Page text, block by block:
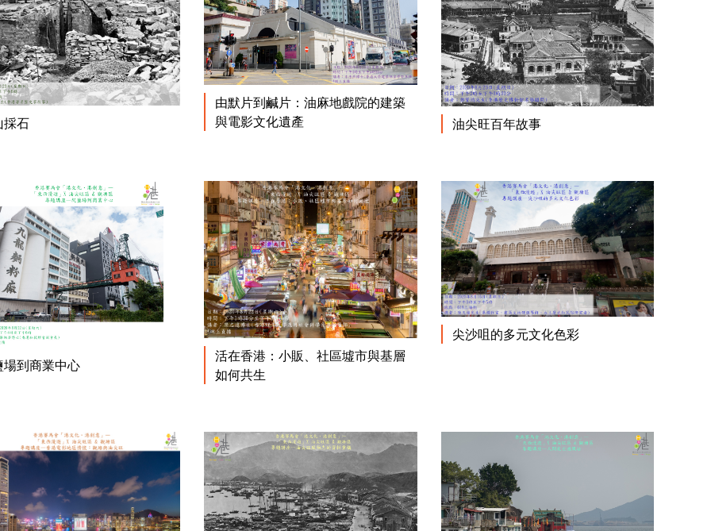
採石
閱讀更多
由默片到鹹片：油麻地戲院的建築
與電影文化遺產
油尖旺百年故事
場到商業中心
閱讀更多
活在香港：小販、社區墟市與基層
如何共生
尖沙咀的多元文化色彩